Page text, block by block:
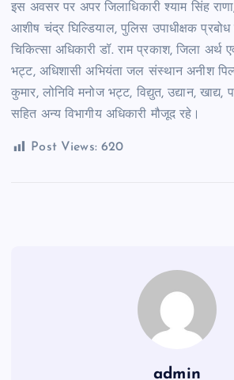
इस अवसर पर अपर जिलाधिकारी श्याम सिंह
आशीष चंद्र घिल्डियाल, पुलिस उपाधीक्षक
चिकित्सा अधिकारी डॉ. राम प्रकाश, जिला अर्थ
भट्ट, अधिशासी अभियंता जल संस्थान अनीश
कुमार, लोनिवि मनोज भट्ट, विद्युत, उद्यान, खाद्य,
सहित अन्य विभागीय अधिकारी मौजूद रहे।
Post Views: 620
admin